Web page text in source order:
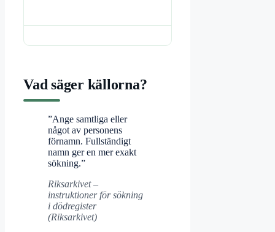
Vad säger källorna?
”Ange samtliga eller
något av personens
förnamn. Fullständigt
namn ger en mer exakt
sökning.”
Riksarkivet –
instruktioner för sökning
i dödregister
(Riksarkivet)